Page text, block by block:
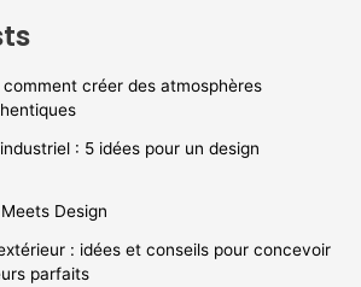
créer des atmosphères
: 5 idées pour un design
Design
: idées et conseils pour concevoir
parfaits